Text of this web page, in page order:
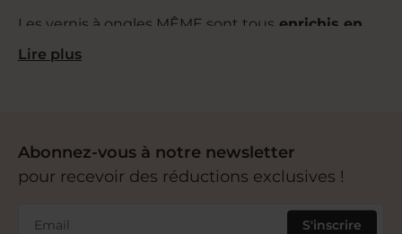
Les vernis à ongles MÊME sont tous enrichis en
silicium
fragilisés, entre autres, par les traitements contre le
jusqu’au bout des doigts :
Un vernis rose aux solvants
naturels
Lire plus
Abonnez-vous à notre newsletter
pour recevoir des réductions exclusives !
Email S'inscrire